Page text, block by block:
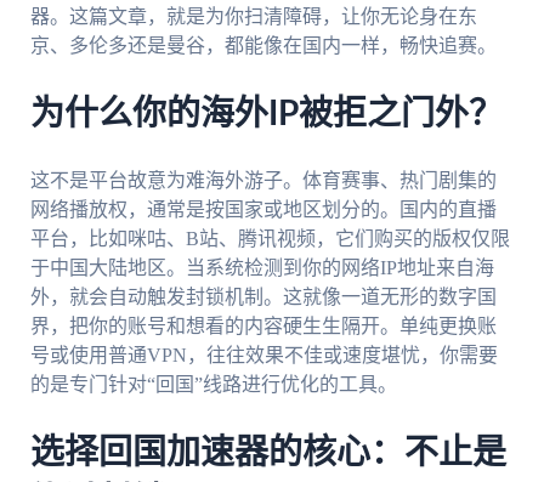
器。这篇文章，就是为你扫清障碍，让你无论身在东
京、多伦多还是曼谷，都能像在国内一样，畅快追赛。
为什么你的海外IP被拒之门外？
这不是平台故意为难海外游子。体育赛事、热门剧集的
网络播放权，通常是按国家或地区划分的。国内的直播
平台，比如咪咕、B站、腾讯视频，它们购买的版权仅限
于中国大陆地区。当系统检测到你的网络IP地址来自海
外，就会自动触发封锁机制。这就像一道无形的数字国
界，把你的账号和想看的内容硬生生隔开。单纯更换账
号或使用普通VPN，往往效果不佳或速度堪忧，你需要
的是专门针对“回国”线路进行优化的工具。
选择回国加速器的核心：不止是